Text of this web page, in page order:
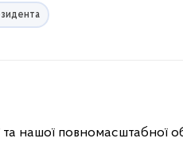
нашої повномасштабної